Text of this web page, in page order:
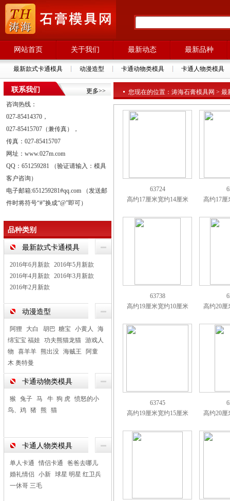
网站首页 关于我们 最新动态 最新品种
最新款式卡通模具 动漫造型 卡通动物类模具 卡通人物类模具
更多>>
联系我们
咨询热线：
027-85414370，
027-85415707（兼传真），
传真：027-85415707
网址：www.027m.com
QQ：651259281 （验证请输入：模具
客户咨询）
电子邮箱:651259281#qq.com （发送邮
件时将符号“#”换成“@”即可）
品种类别
最新款式卡通模具
2016年6月新款
2016年5月新款
2016年4月新款
2016年3月新款
2016年2月新款
动漫造型
阿狸 大白 胡巴 糖宝 小黄人
海
绵宝宝 福娃 功夫熊猫龙猫 游戏人
物
喜羊羊 熊出没 海贼王
阿童
木 奥特曼
卡通动物类模具
猴 兔子 马 牛 狗 虎 愤怒的小
鸟、鸡 猪 熊 猫
卡通人物类模具
单人卡通 情侣卡通
爸爸去哪儿
婚礼情侣
小新 球星 明星 红卫兵
一休哥 三毛
您现在的位置：涛海石膏模具网 >
63724
高约17厘米宽约14厘米
高约17厘
63738
高约19厘米宽约10厘米
高约20厘
63745
高约19厘米宽约15厘米
高约20厘